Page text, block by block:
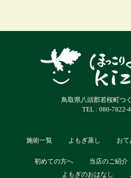
鳥取県八頭郡若桜町つ
TEL : 080-7822-
施術一覧 よもぎ蒸し おて
初めての方へ 当店のご紹介
よもぎのおはなし